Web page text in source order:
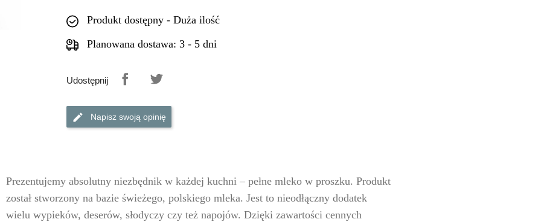
Produkt dostępny - Duża ilość
Planowana dostawa: 3 - 5 dni
Udostępnij
Napisz swoją opinię
Prezentujemy absolutny niezbędnik w każdej kuchni – pełne mleko w proszku. Produkt
został stworzony na bazie świeżego, polskiego mleka. Jest to nieodłączny dodatek
wielu wypieków, deserów, słodyczy czy też napojów. Dzięki zawartości cennych